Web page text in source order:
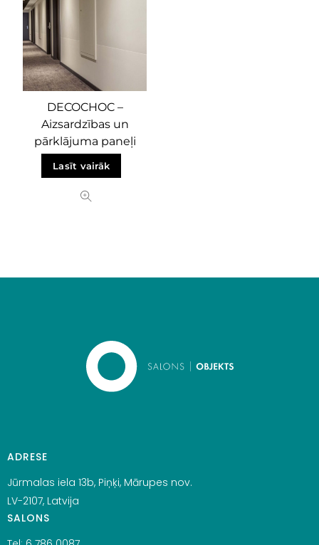
DECOCHOC –
Aizsardzības un
pārklājuma paneļi
Lasīt vairāk
ADRESE
Jūrmalas iela 13b, Piņķi, Mārupes nov.
LV-2107, Latvija
SALONS